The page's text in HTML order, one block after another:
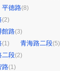
平德路(8)
(2)
館路(3)
(1) 青海路二段(5)
二段(2)
路(1)